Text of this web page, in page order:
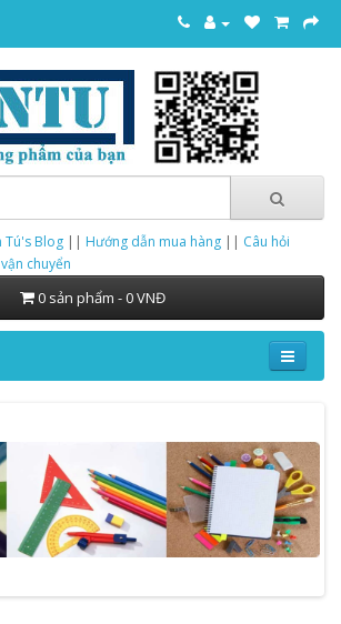
Tú's Blog || Hướng dẫn mua hàng || Câu hỏi
chuyển
0 sản phẩm - 0 VNĐ